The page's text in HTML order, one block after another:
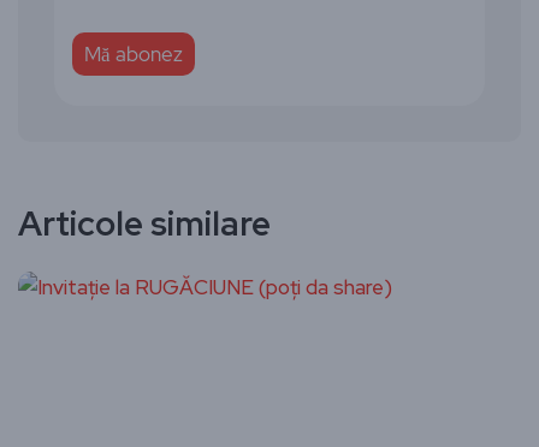
Articole similare